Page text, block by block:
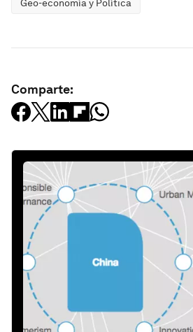
Geo-economía y Política
Comparte: